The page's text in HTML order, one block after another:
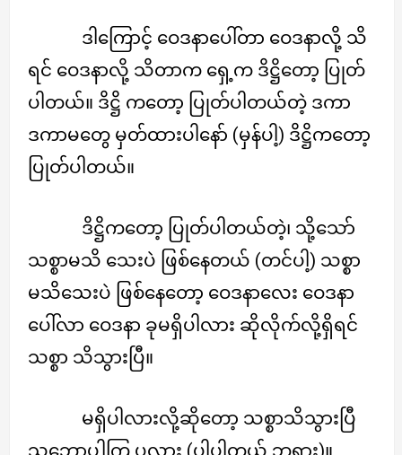
ဒါကြောင့် ဝေဒနာပေါ်တာ ဝေဒနာလို့ သိ
ရင် ဝေဒနာလို့ သိတာက ရှေ့က ဒိဋ္ဌိတော့ ပြုတ်
ပါတယ်။ ဒိဋ္ဌိ ကတော့ ပြုတ်ပါတယ်တဲ့ ဒကာ
ဒကာမတွေ မှတ်ထားပါနော် (မှန်ပါ့) ဒိဋ္ဌိကတော့
ပြုတ်ပါတယ်။
ဒိဋ္ဌိကတော့ ပြုတ်ပါတယ်တဲ့၊ သို့သော်
သစ္စာမသိ သေးပဲ ဖြစ်နေတယ် (တင်ပါ့) သစ္စာ
မသိသေးပဲ ဖြစ်နေတော့ ဝေဒနာလေး ဝေဒနာ
ပေါ်လာ ဝေဒနာ ခုမရှိပါလား ဆိုလိုက်လို့ရှိရင်
သစ္စာ သိသွားပြီ။
မရှိပါလားလို့ဆိုတော့ သစ္စာသိသွားပြီ
သဘောပါကြ ပလား (ပါပါတယ် ဘုရား)။